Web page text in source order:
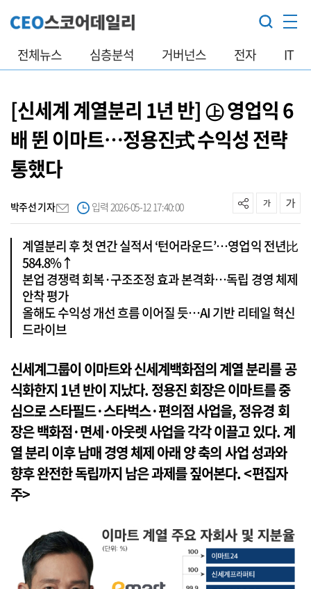
전체뉴스 심층분석 거버넌스 전자 IT
[신세계 계열분리 1년 반] ㊤ 영업익 6
배 뛴 이마트…정용진式 수익성 전략
통했다
박주선 기자 입력 2026-05-12 17:40:00
계열분리 후 첫 연간 실적서 ‘턴어라운드’…영업익 전년比
584.8%↑
본업 경쟁력 회복·구조조정 효과 본격화…독립 경영 체제
안착 평가
올해도 수익성 개선 흐름 이어질 듯…AI 기반 리테일 혁신
드라이브
신세계그룹이 이마트와 신세계백화점의 계열 분리를 공
식화한지 1년 반이 지났다. 정용진 회장은 이마트를 중
심으로 스타필드·스타벅스·편의점 사업을, 정유경 회
장은 백화점·면세·아웃렛 사업을 각각 이끌고 있다. 계
열 분리 이후 남매 경영 체제 아래 양 축의 사업 성과와
향후 완전한 독립까지 남은 과제를 짚어본다. <편집자
주>